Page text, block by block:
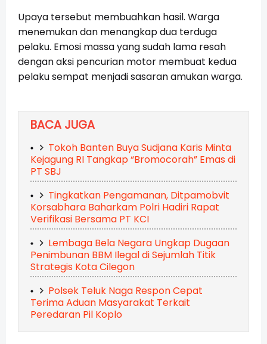
Upaya tersebut membuahkan hasil. Warga
menemukan dan menangkap dua terduga
pelaku. Emosi massa yang sudah lama resah
dengan aksi pencurian motor membuat kedua
pelaku sempat menjadi sasaran amukan warga.
BACA JUGA
Tokoh Banten Buya Sudjana Karis Minta
Kejagung RI Tangkap “Bromocorah” Emas di
PT SBJ
Tingkatkan Pengamanan, Ditpamobvit
Korsabhara Baharkam Polri Hadiri Rapat
Verifikasi Bersama PT KCI
Lembaga Bela Negara Ungkap Dugaan
Penimbunan BBM Ilegal di Sejumlah Titik
Strategis Kota Cilegon
Polsek Teluk Naga Respon Cepat
Terima Aduan Masyarakat Terkait
Peredaran Pil Koplo